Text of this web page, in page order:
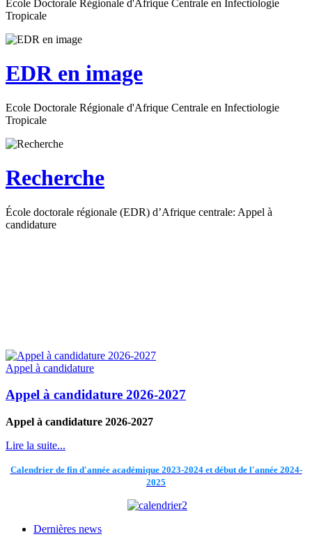
Ecole Doctorale Régionale d'Afrique Centrale en Infectiologie
Tropicale
EDR en image
Ecole Doctorale Régionale d'Afrique Centrale en Infectiologie
Tropicale
Recherche
École doctorale régionale (EDR) d’Afrique centrale: Appel à
candidature
Appel à candidature
Appel à candidature 2026-2027
Appel à candidature 2026-2027
Lire la suite...
Calendrier de fin d'année académique 2023-2024 et début de l'année 2024-
2025
Dernières news